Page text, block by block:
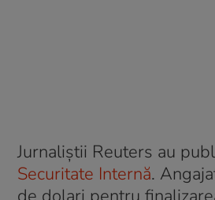
Jurnaliştii Reuters au
Securitate Internă.